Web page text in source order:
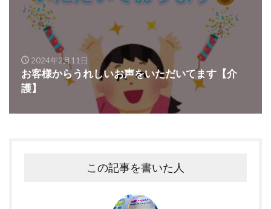
2024年2月11日
お客様からうれしいお声をいただいてます【介
護】
この記事を書いた人